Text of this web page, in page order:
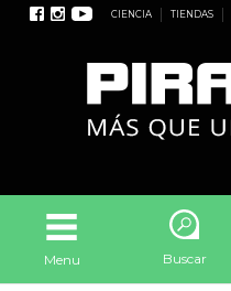
CIENCIA TIENDAS
Menu Buscar